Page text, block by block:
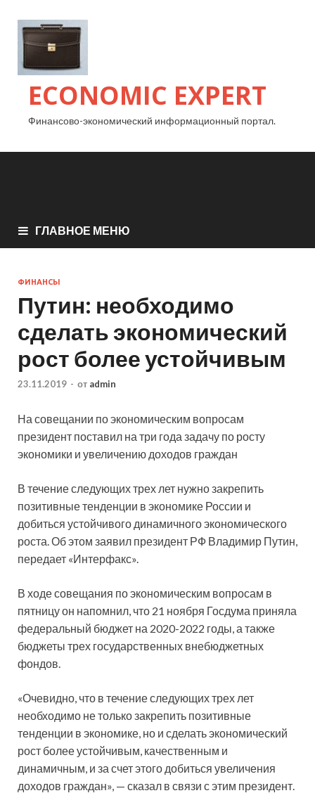
ECONOMIC EXPERT
Финансово-экономический информационный портал.
ГЛАВНОЕ МЕНЮ
ФИНАНСЫ
Путин: необходимо
сделать экономический
рост более устойчивым
23.11.2019 - от admin
На совещании по экономическим вопросам
президент поставил на три года задачу по росту
экономики и увеличению доходов граждан
В течение следующих трех лет нужно закрепить
позитивные тенденции в экономике России и
добиться устойчивого динамичного экономического
роста. Об этом заявил президент РФ Владимир Путин,
передает «Интерфакс».
В ходе совещания по экономическим вопросам в
пятницу он напомнил, что 21 ноября Госдума приняла
федеральный бюджет на 2020-2022 годы, а также
бюджеты трех государственных внебюджетных
фондов.
«Очевидно, что в течение следующих трех лет
необходимо не только закрепить позитивные
тенденции в экономике, но и сделать экономический
рост более устойчивым, качественным и
динамичным, и за счет этого добиться увеличения
доходов граждан», — сказал в связи с этим президент.